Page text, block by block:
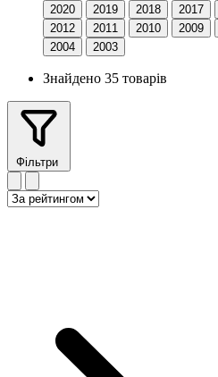
2020 2019 2018 2017
2012
2011 2010 2009
2004
2003
Знайдено 35 товарів
Фільтри